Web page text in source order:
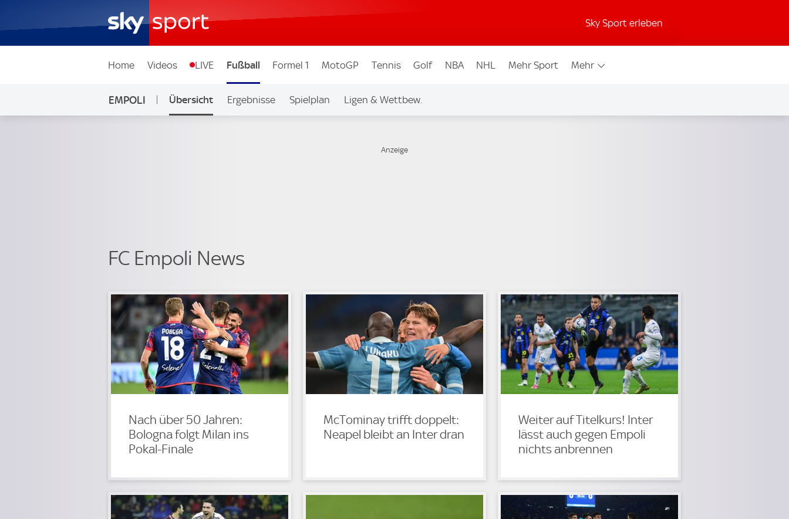
Sky Sport erleben
Home Videos LIVE Fußball Formel 1 MotoGP Tennis Golf NBA NHL Mehr Sport Mehr
EMPOLI Übersicht Ergebnisse Spielplan Ligen & Wettbew.
FC Empoli News
Nach über 50 Jahren:
Bologna folgt Milan ins
Pokal-Finale
McTominay trifft doppelt:
Neapel bleibt an Inter dran
Weiter auf Titelkurs! Inter
lässt auch gegen Empoli
nichts anbrennen